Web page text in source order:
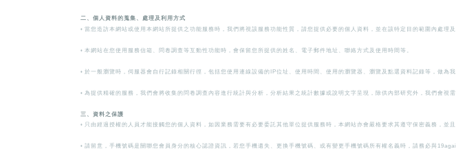
二、個人資料的蒐集、處理及利用方式
◦ 當您造訪本網站或使用本網站所提供之功能服務時，我們將視該服務功能性質，請您提供必要的個人資料，並在該特定目的範圍內處理
◦ 本網站在您使用服務信箱、問卷調查等互動性功能時，會保留您所提供的姓名、電子郵件地址、聯絡方式及使用時間等。
◦ 於一般瀏覽時，伺服器會自行記錄相關行徑，包括您使用連線設備的IP位址、使用時間、使用的瀏覽器、瀏覽及點選資料記錄等，做為
◦ 為提供精確的服務，我們會將收集的問卷調查內容進行統計與分析，分析結果之統計數據或說明文字呈現，除供內部研究外，我們會視
三、資料之保護
◦ 只由經過授權的人員才能接觸您的個人資料，如因業務需要有必要委託其他單位提供服務時，本網站亦會嚴格要求其遵守保密義務，並
◦ 請留意，手機號碼是關聯您會員身分的核心認證資訊，若您手機遺失、更換手機號碼、或有變更手機號碼所有權名義時，請務必與